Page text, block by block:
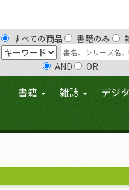
すべての商品 書籍のみ
AND OR
書籍 雑誌 デジ